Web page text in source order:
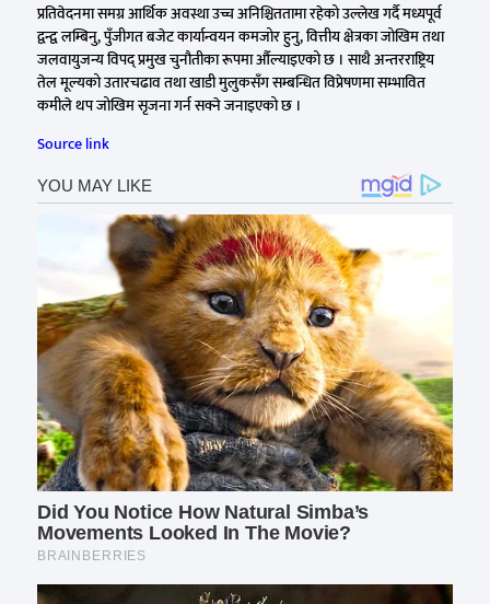
प्रतिवेदनमा समग्र आर्थिक अवस्था उच्च अनिश्चिततामा रहेको उल्लेख गर्दै मध्यपूर्व
द्वन्द्व लम्बिनु, पुँजीगत बजेट कार्यान्वयन कमजोर हुनु, वित्तीय क्षेत्रका जोखिम तथा
जलवायुजन्य विपद् प्रमुख चुनौतीका रूपमा औँल्याइएको छ । साथै अन्तरराष्ट्रिय
तेल मूल्यको उतारचढाव तथा खाडी मुलुकसँग सम्बन्धित विप्रेषणमा सम्भावित
कमीले थप जोखिम सृजना गर्न सक्ने जनाइएको छ ।
Source link